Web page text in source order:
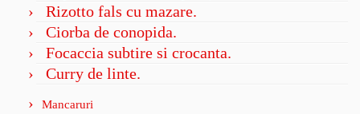
Rizotto fals cu mazare.
Ciorba de conopida.
Focaccia subtire si crocanta.
Curry de linte.
Mancaruri